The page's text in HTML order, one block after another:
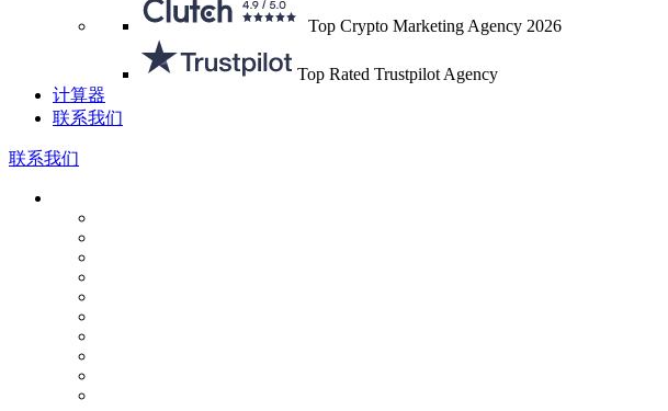
Top Crypto Marketing Agency 2026
Top Rated Trustpilot Agency
计算器
联系我们
联系我们